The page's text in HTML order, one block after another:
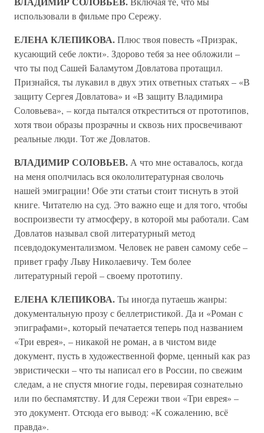
использовали в фильме про Сережу.
ЕЛЕНА КЛЕПИКОВА.Плюс твоя повесть «Призрак,
кусающий себе локти». Здорово тебя за нее обложили –
что ты под Сашей Баламутом Довлатова протащил.
Признайся, ты лукавил в двух этих ответных статьях – «В
защиту Сергея Довлатова» и «В защиту Владимира
Соловьева», – когда пытался откреститься от прототипов,
хотя твои образы прозрачны и сквозь них просвечивают
реальные люди. Тот же Довлатов.
ВЛАДИМИР СОЛОВЬЕВ. А что мне оставалось, когда
на меня ополчилась вся окололитературная сволочь
нашей эмиграции! Обе эти статьи стоит тиснуть в этой
книге. Читателю на суд. Это важно еще и для того, чтобы
воспроизвести ту атмосферу, в которой мы работали. Сам
Довлатов называл свой литературный метод
псевдодокументализмом. Человек не равен самому себе –
привет графу Льву Николаевичу. Тем более
литературный герой – своему прототипу.
ЕЛЕНА КЛЕПИКОВА.Ты иногда путаешь жанры:
документальную прозу с беллетристикой. Да и «Роман с
эпиграфами», который печатается теперь под названием
«Три еврея», – никакой не роман, а в чистом виде
документ, пусть в художественной форме, ценный как раз
эвристически – что ты написал его в России, по свежим
следам, а не спустя многие годы, перевирая сознательно
или по беспамятству. И для Сережи твои «Три еврея» –
это документ. Отсюда его вывод: «К сожалению, всё
правда».